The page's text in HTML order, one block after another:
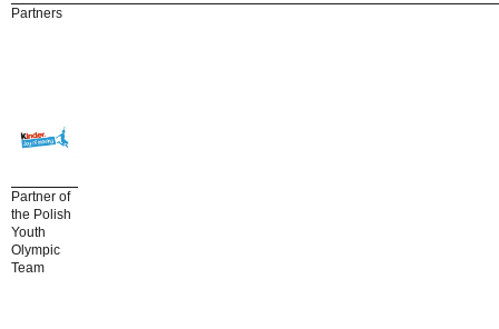
Partners
Partner of
the Polish
Youth
Olympic
Team